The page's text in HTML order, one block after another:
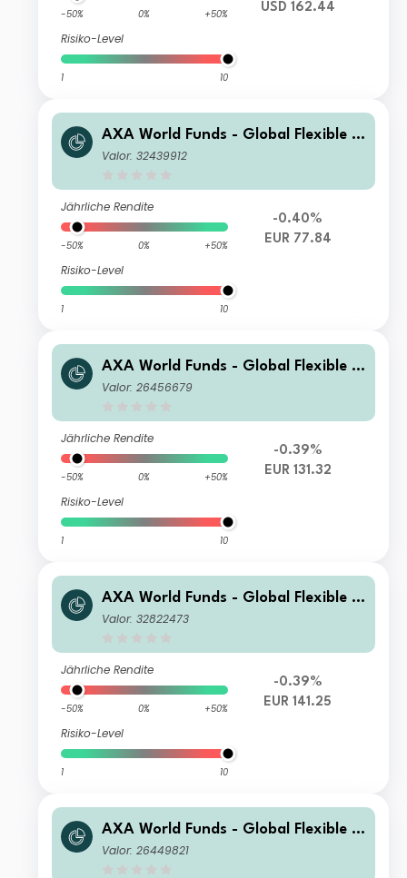
-50% 0% +50%
Risiko-Level
1 10
USD 162.44
AXA World Funds - Global Flexible P
roperty E Distribution Quarterly gr E
Valor: 32439912
Jährliche Rendite
-50% 0% +50%
Risiko-Level
1 10
-0.40%
EUR 77.84
AXA World Funds - Global Flexible P
roperty I Capitalisation EUR (Hedge
Valor: 26456679
Jährliche Rendite
-50% 0% +50%
Risiko-Level
1 10
-0.39%
EUR 131.32
AXA World Funds - Global Flexible P
roperty M Capitalisation EUR (Hedge
Valor: 32822473
Jährliche Rendite
-50% 0% +50%
Risiko-Level
1 10
-0.39%
EUR 141.25
AXA World Funds - Global Flexible P
roperty A Capitalisation USD
Valor: 26449821